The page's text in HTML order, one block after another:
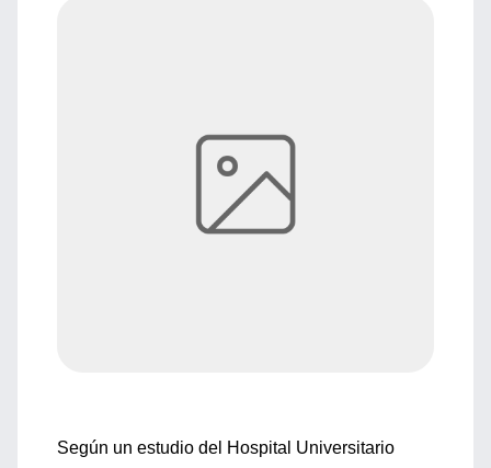
Según un estudio del Hospital Universitario